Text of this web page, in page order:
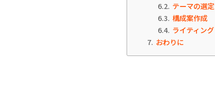
6.2 テーマの選定
6.3 構成案作成
6.4 ライティング
7 おわりに